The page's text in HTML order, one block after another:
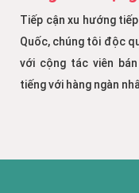
Tiếp cận xu hướng
Quốc, chúng tôi độc
với cộng tác viên
tiếng với hàng ngàn